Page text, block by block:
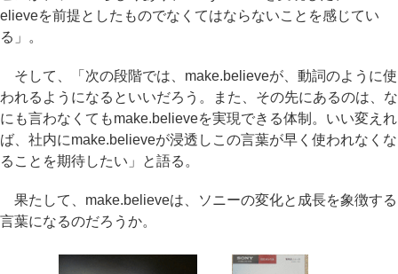
elieveを前提としたものでなくてはならないことを感じてい
る」。
そして、「次の段階では、make.believeが、動詞のように使
われるようになるといいだろう。また、その先にあるのは、な
にも言わなくてもmake.believeを実現できる体制。いい変えれ
ば、社内にmake.believeが浸透しこの言葉が早く使われなくな
ることを期待したい」と語る。
果たして、make.believeは、ソニーの変化と成長を象徴する
言葉になるのだろうか。